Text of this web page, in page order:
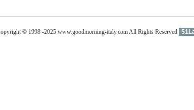
© 1998 -2025 www.goodmorning-italy.com All Rights Reserved